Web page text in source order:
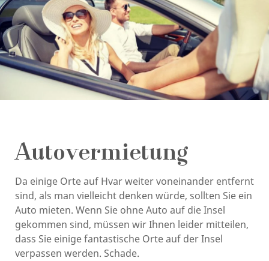
Autovermietung
Da einige Orte auf Hvar weiter voneinander entfernt
sind, als man vielleicht denken würde, sollten Sie ein
Auto mieten. Wenn Sie ohne Auto auf die Insel
gekommen sind, müssen wir Ihnen leider mitteilen,
dass Sie einige fantastische Orte auf der Insel
verpassen werden. Schade.